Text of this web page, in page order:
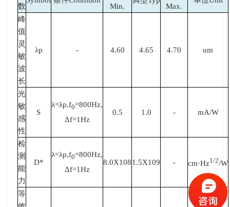
数 Min. Max.
峰
值
灵
敏
波
长
λp - 4.60 4.65 4.70 um
光
敏
感
性
S
λ=λp,f0=800Hz,
Δf=1Hz
0.5 1.0 - mA/W
检
测
能
力
D*
λ=λp,f0=800Hz,
Δf=1Hz
8.0X1081.5X109 - cm·Hz1/2/W
等